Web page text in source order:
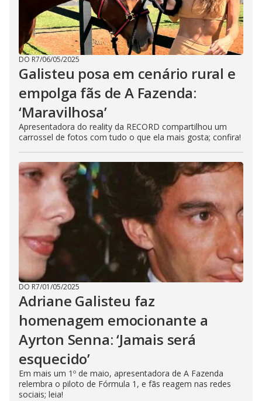
DO R7/06/05/2025
Galisteu posa em cenário rural e
empolga fãs de A Fazenda:
‘Maravilhosa’
Apresentadora do reality da RECORD compartilhou um
carrossel de fotos com tudo o que ela mais gosta; confira!
DO R7/01/05/2025
Adriane Galisteu faz
homenagem emocionante a
Ayrton Senna: ‘Jamais será
esquecido’
Em mais um 1º de maio, apresentadora de A Fazenda
relembra o piloto de Fórmula 1, e fãs reagem nas redes
sociais; leia!